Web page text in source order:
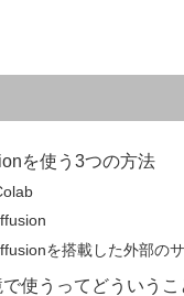
を使う3つの方法
を搭載した外部の
使うってどういうこ